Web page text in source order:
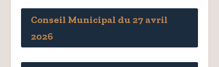
Conseil Municipal du 27 avril
2026